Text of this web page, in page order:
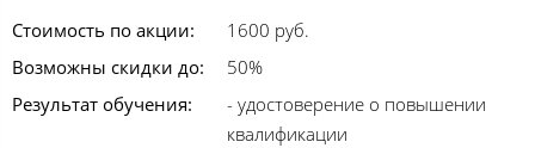
Стоимость по акции:
1600 руб.
Возможны скидки до:
50%
Результат обучения:
- удостоверение о повышении
квалификации